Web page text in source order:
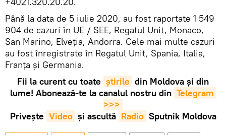
Până la data de 5 iulie 2020, au fost raportate 1 549
904 de cazuri în UE / SEE, Regatul Unit, Monaco,
San Marino, Elveția, Andorra. Cele mai multe cazuri
au fost înregistrate în Regatul Unit, Spania, Italia,
Franţa și Germania.
Fii la curent cu toate știrile din Moldova și din
lume! Abonează-te la canalul nostru din Telegram
>>>
Privește Video și ascultă Radio Sputnik Moldova